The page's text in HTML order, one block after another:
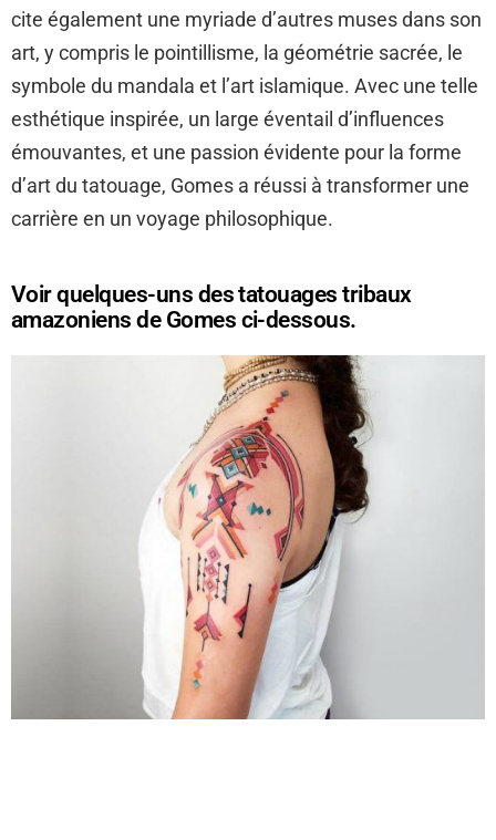
cite également une myriade d’autres muses dans son
art, y compris le pointillisme, la géométrie sacrée, le
symbole du mandala et l’art islamique. Avec une telle
esthétique inspirée, un large éventail d’influences
émouvantes, et une passion évidente pour la forme
d’art du tatouage, Gomes a réussi à transformer une
carrière en un voyage philosophique.
Voir quelques-uns des tatouages ​​tribaux
amazoniens de Gomes ci-dessous.